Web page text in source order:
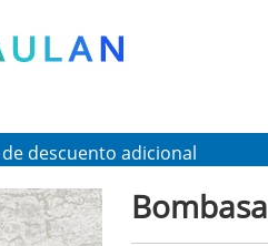
de descuento adicional
Bombasa